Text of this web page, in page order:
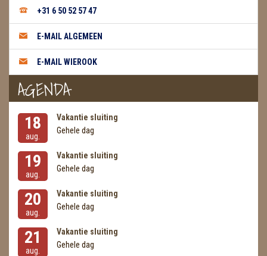
KAARSEN
LAMPEN
MASSAGE
METEORIETEN
RUWE STENEN
SCHEDELS / SKULLS
SPECIALE STUKKEN
TELEFOON KOORDEN
+31 6 50 52 57 47
E-MAIL ALGEMEEN
E-MAIL WIEROOK
AGENDA
18
aug.
Vakantie sluiting
Gehele dag
19
aug.
Vakantie sluiting
Gehele dag
20
aug.
Vakantie sluiting
Gehele dag
21
aug.
Vakantie sluiting
Gehele dag